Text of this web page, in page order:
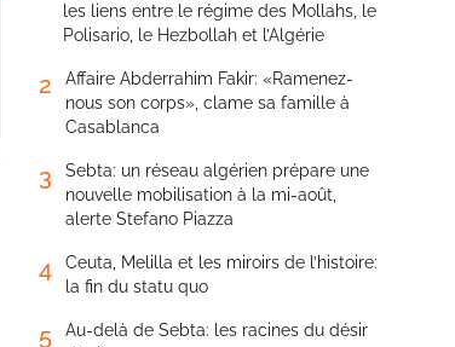
les liens entre le régime des Mollahs, le
Polisario, le Hezbollah et l’Algérie
2
Affaire Abderrahim Fakir: «Ramenez-
nous son corps», clame sa famille à
Casablanca
3
Sebta: un réseau algérien prépare une
nouvelle mobilisation à la mi-août,
alerte Stefano Piazza
4
Ceuta, Melilla et les miroirs de l’histoire:
la fin du statu quo
5
Au-delà de Sebta: les racines du désir